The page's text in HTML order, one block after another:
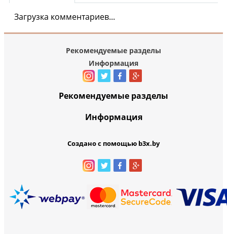
Загрузка комментариев...
Рекомендуемые разделы
Информация
Рекомендуемые разделы
Информация
Создано с помощью b3x.by